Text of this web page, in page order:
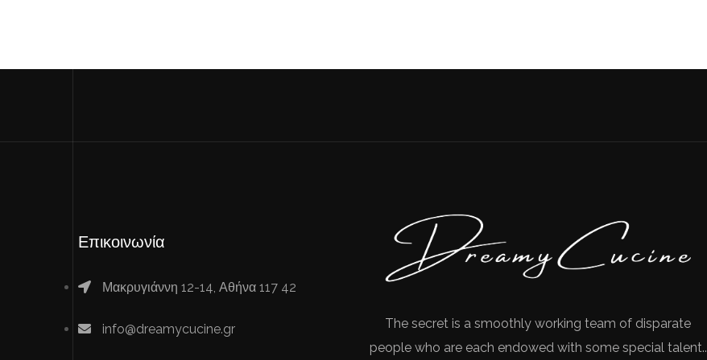
Επικοινωνία
Μακρυγιάννη 12-14, Αθήνα 117 42
info@dreamycucine.gr
The secret is a smoothly working team of disparate
people who are each endowed with some special talent..